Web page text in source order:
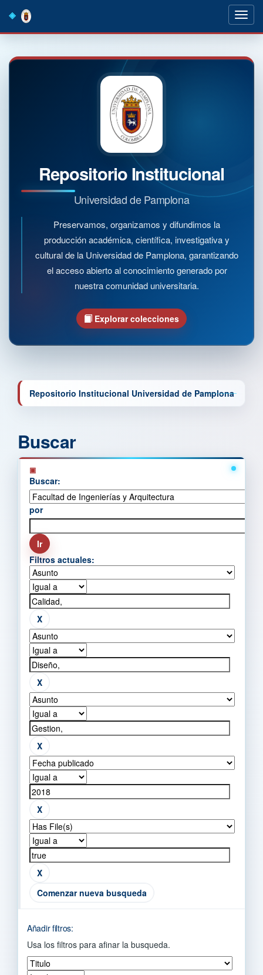
navigation
Repositorio Institucional
Universidad de Pamplona
Preservamos, organizamos y difundimos la
producción académica, científica, investigativa y
cultural de la Universidad de Pamplona, garantizando
el acceso abierto al conocimiento generado por
nuestra comunidad universitaria.
Explorar colecciones
Repositorio Institucional Universidad de Pamplona
Buscar
Buscar:
por
Filtros actuales:
Comenzar nueva busqueda
Añadir filtros:
Usa los filtros para afinar la busqueda.